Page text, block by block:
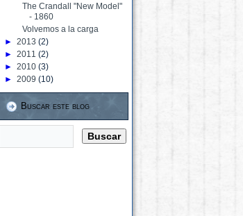
The Crandall "New Model"
- 1860
Volvemos a la carga
► 2013 (2)
► 2011 (2)
► 2010 (3)
► 2009 (10)
Buscar este blog